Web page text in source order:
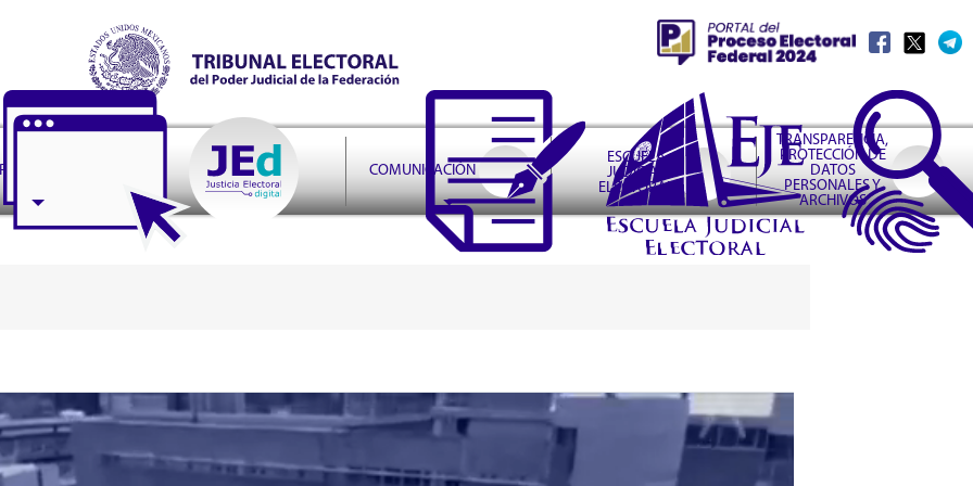
de la Federación
COMUNICACIÓN
ESCUELA
JUDICIAL
ELECTORAL
TRANSPARENCIA,
PROTECCIÓN DE
DATOS
PERSONALES Y
ARCHIVOS